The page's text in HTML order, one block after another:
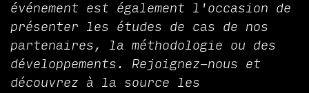
événement est également l'occasion de
présenter les études de cas de nos
partenaires, la méthodologie ou des
développements. Rejoignez-nous et
découvrez à la source les